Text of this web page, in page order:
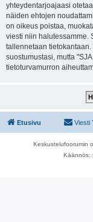
yhteydentarjoajaasi
näiden ehtojen
on oikeus poistaa,
viesti niin halutessamme.
tallennetaan
suostumustasi, mutta
tietoturvamurron
Etusivu Viesti
Keskustelufoorumin
Käännös: